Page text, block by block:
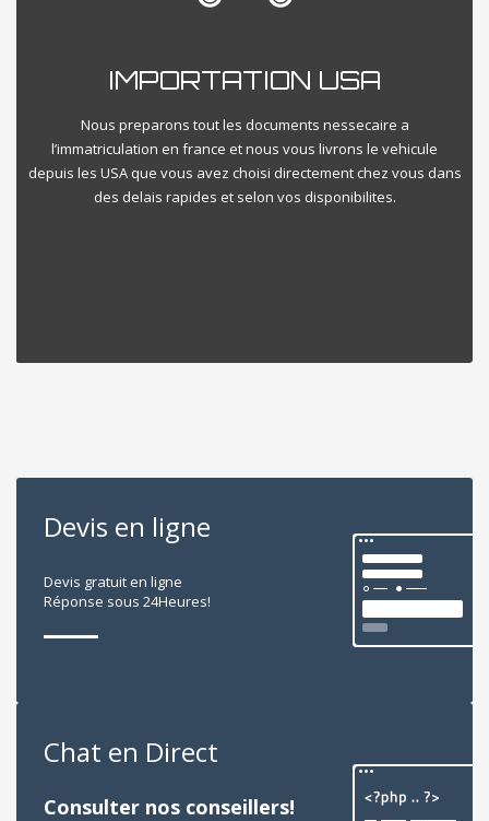
inspection minutieuse sur l’etat global du vehicule directement
diretement.
IMPORTATION USA
Nous preparons tout les documents nessecaire a
l’immatriculation en france et nous vous livrons le vehicule
depuis les USA que vous avez choisi directement chez vous dans
des delais rapides et selon vos disponibilites.
Devis en ligne
Devis gratuit en ligne
Réponse sous 24Heures!
Chat en Direct
Consulter nos conseillers!